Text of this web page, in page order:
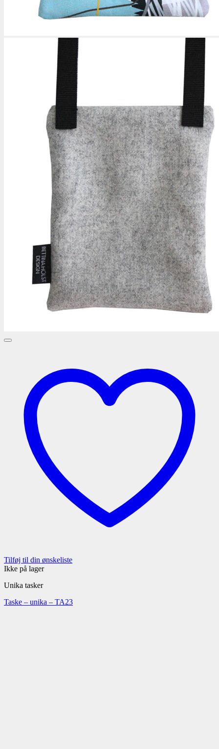
Tilføj til din ønskeliste
Ikke på lager
Unika tasker
Taske – unika – TA23